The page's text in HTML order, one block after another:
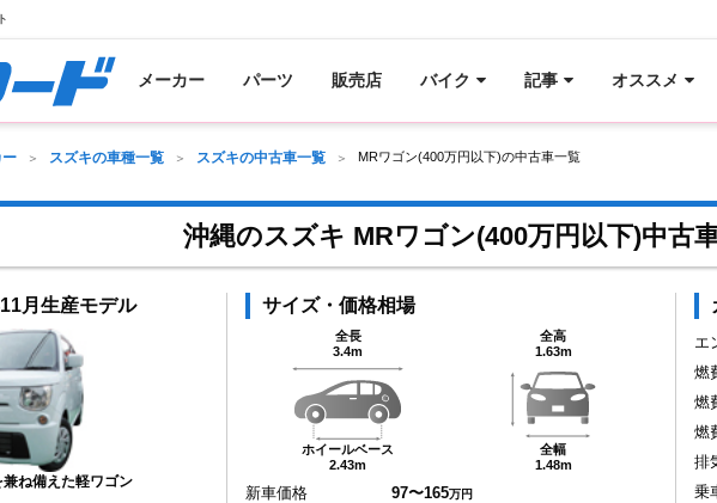
メーカー パーツ 販売店 バイク 記事 オススメ
スズキの車種一覧 スズキの中古車一覧 MRワゴン(400万円以下)の中古車一覧
沖縄のスズキ MRワゴン(400万円以下)中古
月生産モデル
ね備えた軽ワゴン
サイズ・価格相場
全長
3.4m
ホイールベース
2.43m
全高
1.63m
全幅
1.48m
新車価格 97〜165万円
エ
燃
燃
燃
排
乗